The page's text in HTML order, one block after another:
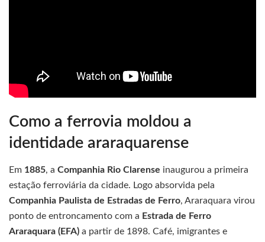
Como a ferrovia moldou a
identidade araraquarense
Em 1885, a Companhia Rio Clarense inaugurou a primeira
estação ferroviária da cidade. Logo absorvida pela
Companhia Paulista de Estradas de Ferro, Araraquara virou
ponto de entroncamento com a Estrada de Ferro
Araraquara (EFA) a partir de 1898. Café, imigrantes e